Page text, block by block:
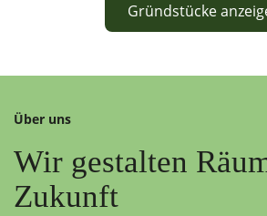
Gründstücke
Über uns
Wir gestalten
Zukunft